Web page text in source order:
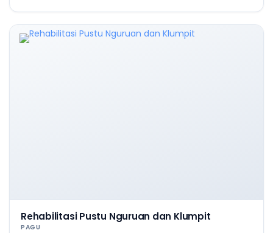
Rehabilitasi Pustu Nguruan dan Klumpit
PAGU